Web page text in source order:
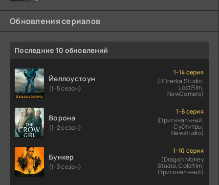
Обновления сериалов
Последние 10 обновлений
Йеллоустоун
(1-5 сезон)
1-14 серия
(HDrezka Studio,
LostFilm,
NewComers)
Ворона
(1-2 сезон)
1-6 серия
(Оригинальный,
Субтитры,
Newstudio)
Бункер
(1-3 сезон)
1-10 серия
(Dragon Money
Studio, Coldfilm,
Оригинальный)